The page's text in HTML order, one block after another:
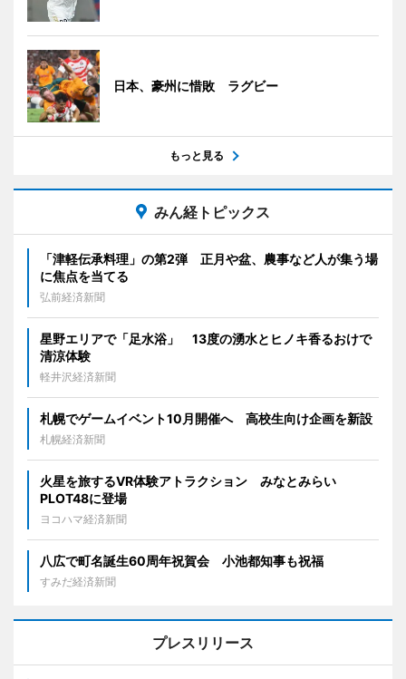
日本、豪州に惜敗 ラグビー
もっと見る
みん経トピックス
「津軽伝承料理」の第2弾 正月や盆、農事など人が集う場
に焦点を当てる
弘前経済新聞
星野エリアで「足水浴」 13度の湧水とヒノキ香るおけで
清涼体験
軽井沢経済新聞
札幌でゲームイベント10月開催へ 高校生向け企画を新設
札幌経済新聞
火星を旅するVR体験アトラクション みなとみらい
PLOT48に登場
ヨコハマ経済新聞
八広で町名誕生60周年祝賀会 小池都知事も祝福
すみだ経済新聞
プレスリリース